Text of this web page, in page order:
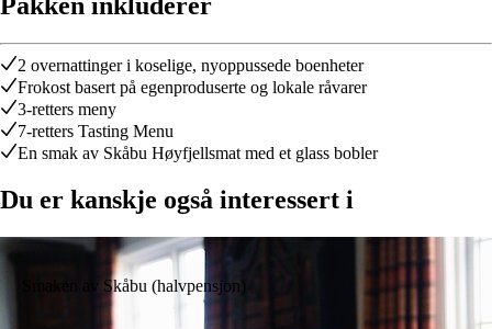
Pakken inkluderer
2 overnattinger i koselige, nyoppussede boenheter
Frokost basert på egenproduserte og lokale råvarer
3-retters meny
7-retters Tasting Menu
En smak av Skåbu Høyfjellsmat med et glass bobler
Du er kanskje også interessert i
Smaken av Skåbu (halvpensjon)